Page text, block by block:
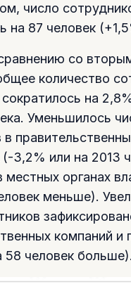
число
на 87 человек
со
количество
сократилось на
Уменьшилось
в
(-3,2% или на 2013
органах
меньше).
компаний и
58 человек больше).